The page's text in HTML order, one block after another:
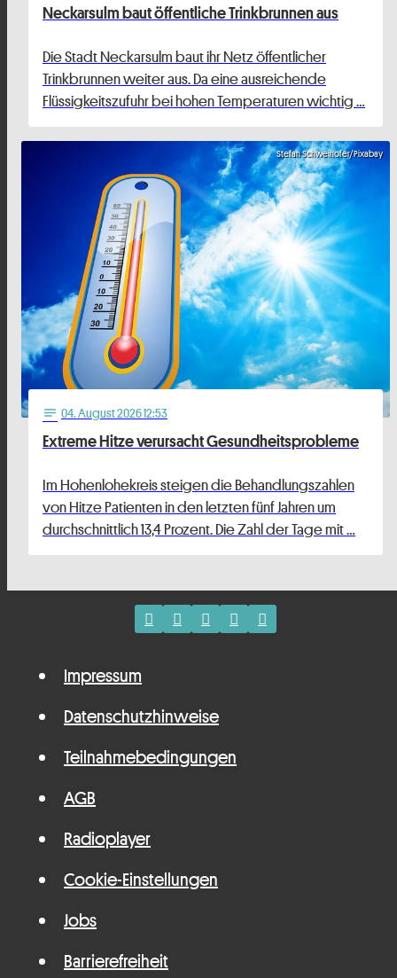
Neckarsulm baut öffentliche Trinkbrunnen aus
Die Stadt Neckarsulm baut ihr Netz öffentlicher
Trinkbrunnen weiter aus. Da eine ausreichende
Flüssigkeitszufuhr bei hohen Temperaturen wichtig …
Stefan Schweihofer/Pixabay
notes 04. August 2026 12:53
Extreme Hitze verursacht Gesundheitsprobleme
Im Hohenlohekreis steigen die Behandlungszahlen
von Hitze Patienten in den letzten fünf Jahren um
durchschnittlich 13,4 Prozent. Die Zahl der Tage mit …
Impressum
Datenschutzhinweise
Teilnahmebedingungen
AGB
Radioplayer
Cookie-Einstellungen
Jobs
Barrierefreiheit